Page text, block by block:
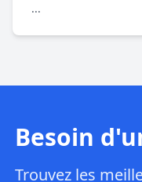
...
Besoin
Trouvez les